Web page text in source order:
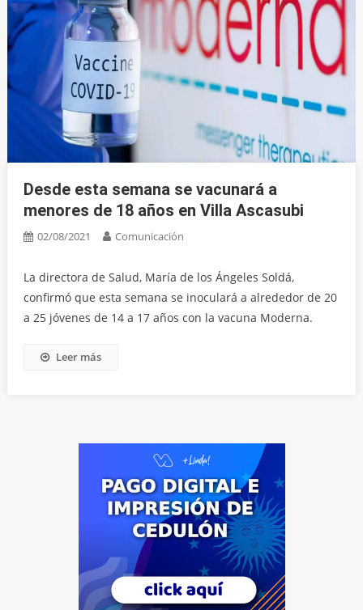
Desde esta semana se vacunará a
menores de 18 años en Villa Ascasubi
02/08/2021 Comunicación
La directora de Salud, María de los Ángeles Soldá,
confirmó que esta semana se inoculará a alrededor de 20
a 25 jóvenes de 14 a 17 años con la vacuna Moderna.
Leer más